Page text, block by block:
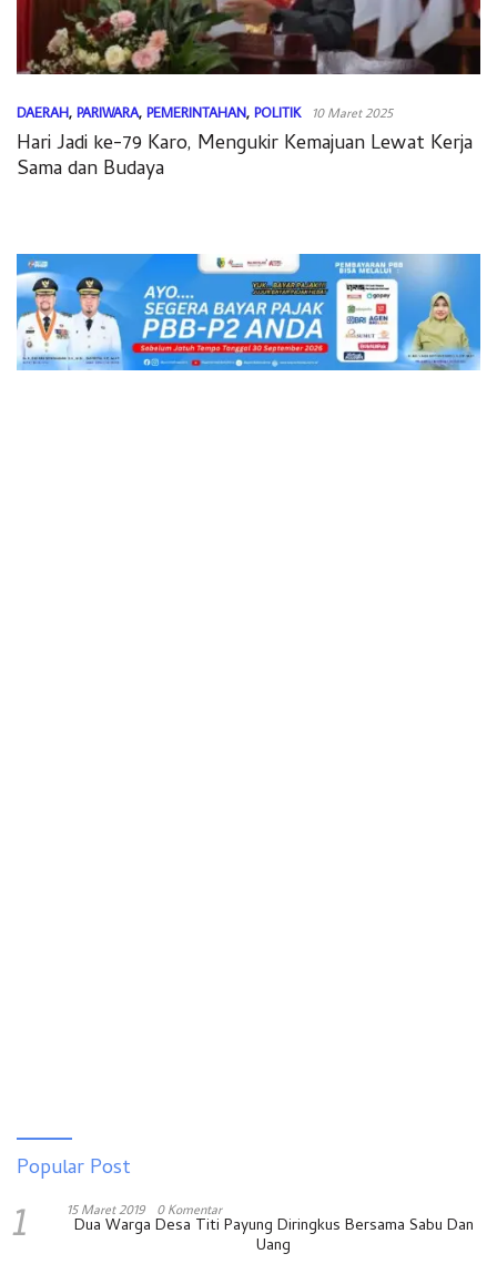
DAERAH, PARIWARA, PEMERINTAHAN, POLITIK 10 Maret 2025
Hari Jadi ke-79 Karo, Mengukir Kemajuan Lewat Kerja
Sama dan Budaya
Popular Post
1 15 Maret 2019 0 Komentar
Dua Warga Desa Titi Payung Diringkus Bersama Sabu Dan
Uang